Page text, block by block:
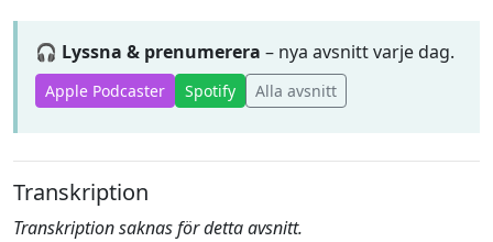
🎧 Lyssna & prenumerera – nya avsnitt varje dag.
Apple Podcaster Spotify Alla avsnitt
Transkription
Transkription saknas för detta avsnitt.